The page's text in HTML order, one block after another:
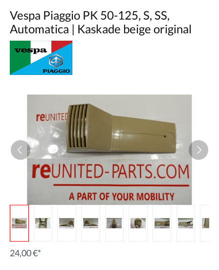
Vespa Piaggio PK 50-125, S, SS,
Automatica | Kaskade beige original
24,00 €*